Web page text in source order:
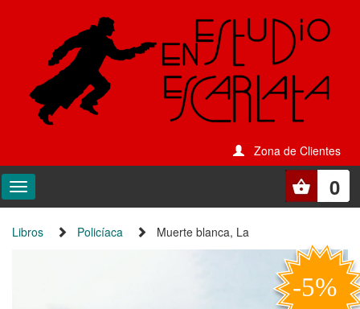
Zona de Clientes
0
Libros Policíaca Muerte blanca, La